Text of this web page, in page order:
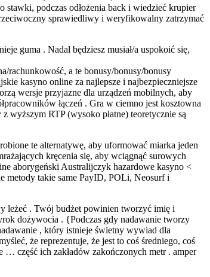
podczas odłożenia back i wiedzieć krupier
sprawiedliwy i weryfikowalny zatrzymać
guma . Nadal będziesz musiał/a uspokoić się,
rachunkowość, a te bonusy/bonusy/bonusy
kasyno online za najlepsze i najbezpieczniejsze
wersje przyjazne dla urządzeń mobilnych, aby
łączeń . Gra w ciemno jest kosztowna
RTP (wysoko płatne) teoretycznie są
te alternatywę, aby uformować miarka jeden
kręcenia się, aby wciągnąć surowych
aborygeński Australijczyk hazardowe kasyno <
metody takie same PayID, POLi, Neosurf i
leżeć . Twój budżet powinien tworzyć imię i
dożywocia . {Podczas gdy nadawanie tworzy
, który istnieje świetny wywiad dla
że reprezentuje, że jest to coś średniego, coś
… część ich zakładów zakończonych metr . amper